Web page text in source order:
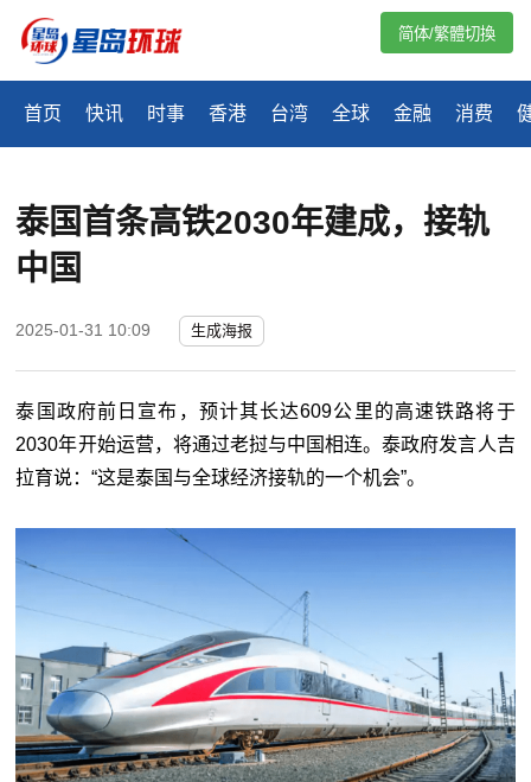
首页 快讯 时事 香港 台湾 全球 金融 消费
简体/繁體切換
泰国首条高铁2030年建成，接轨
中国
2025-01-31 10:09 生成海报
泰国政府前日宣布，预计其长达609公里的高速铁路将于
2030年开始运营，将通过老挝与中国相连。泰政府发言人吉
拉育说：“这是泰国与全球经济接轨的一个机会”。